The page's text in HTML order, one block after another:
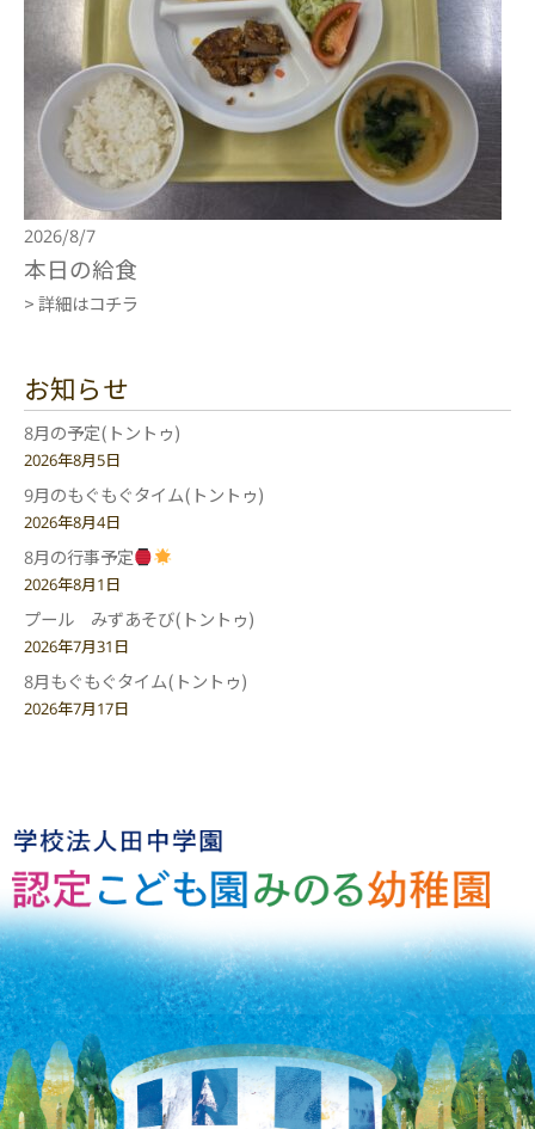
2026/8/7
本日の給食
> 詳細はコチラ
お知らせ
8月の予定(トントゥ)
2026年8月5日
9月のもぐもぐタイム(トントゥ)
2026年8月4日
8月の行事予定
2026年8月1日
プール みずあそび(トントゥ)
2026年7月31日
8月もぐもぐタイム(トントゥ)
2026年7月17日